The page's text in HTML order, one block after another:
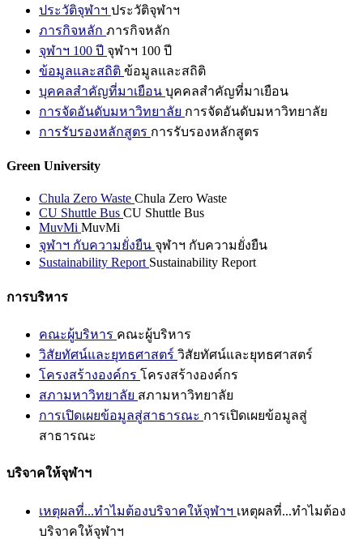
ประวัติจุฬาฯ ประวัติจุฬาฯ
ภารกิจหลัก ภารกิจหลัก
จุฬาฯ 100 ปี จุฬาฯ 100 ปี
ข้อมูลและสถิติ ข้อมูลและสถิติ
บุคคลสำคัญที่มาเยือน บุคคลสำคัญที่มาเยือน
การจัดอันดับมหาวิทยาลัย การจัดอันดับมหาวิทยาลัย
การรับรองหลักสูตร การรับรองหลักสูตร
Green University
Chula Zero Waste Chula Zero Waste
CU Shuttle Bus CU Shuttle Bus
MuvMi MuvMi
จุฬาฯ กับความยั่งยืน จุฬาฯ กับความยั่งยืน
Sustainability Report Sustainability Report
การบริหาร
คณะผู้บริหาร คณะผู้บริหาร
วิสัยทัศน์และยุทธศาสตร์ วิสัยทัศน์และยุทธศาสตร์
โครงสร้างองค์กร โครงสร้างองค์กร
สภามหาวิทยาลัย สภามหาวิทยาลัย
การเปิดเผยข้อมูลสู่สาธารณะ การเปิดเผยข้อมูลสู่
สาธารณะ
บริจาคให้จุฬาฯ
เหตุผลที่...ทำไมต้องบริจาคให้จุฬาฯ เหตุผลที่...ทำไมต้อง
บริจาคให้จุฬาฯ